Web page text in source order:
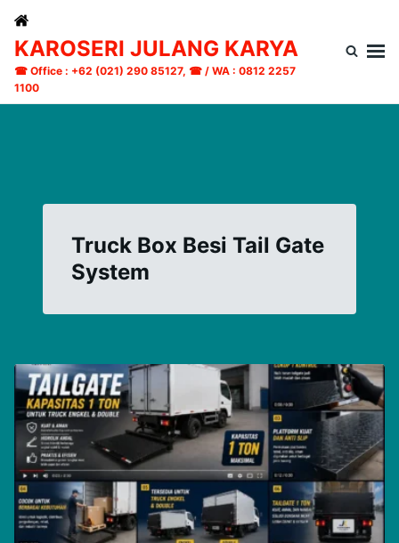
Skip
content
for:
KAROSERI JULANG KARYA
☎ Office : +62 (021) 290 85127, ☎ / WA : 0812 2257
1100
Truck Box Besi Tail Gate
System